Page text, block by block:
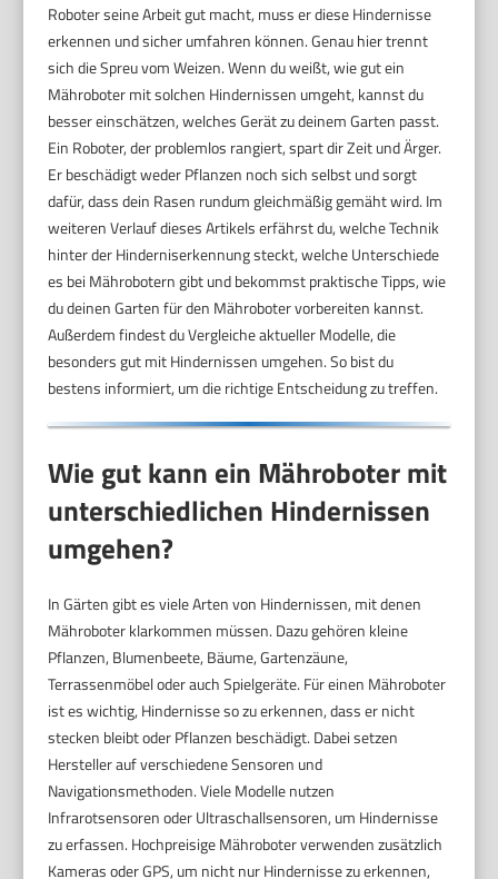
Roboter seine Arbeit gut macht, muss er diese Hindernisse
erkennen und sicher umfahren können. Genau hier trennt
sich die Spreu vom Weizen. Wenn du weißt, wie gut ein
Mähroboter mit solchen Hindernissen umgeht, kannst du
besser einschätzen, welches Gerät zu deinem Garten passt.
Ein Roboter, der problemlos rangiert, spart dir Zeit und Ärger.
Er beschädigt weder Pflanzen noch sich selbst und sorgt
dafür, dass dein Rasen rundum gleichmäßig gemäht wird. Im
weiteren Verlauf dieses Artikels erfährst du, welche Technik
hinter der Hinderniserkennung steckt, welche Unterschiede
es bei Mährobotern gibt und bekommst praktische Tipps, wie
du deinen Garten für den Mähroboter vorbereiten kannst.
Außerdem findest du Vergleiche aktueller Modelle, die
besonders gut mit Hindernissen umgehen. So bist du
bestens informiert, um die richtige Entscheidung zu treffen.
Wie gut kann ein Mähroboter mit
unterschiedlichen Hindernissen
umgehen?
In Gärten gibt es viele Arten von Hindernissen, mit denen
Mähroboter klarkommen müssen. Dazu gehören kleine
Pflanzen, Blumenbeete, Bäume, Gartenzäune,
Terrassenmöbel oder auch Spielgeräte. Für einen Mähroboter
ist es wichtig, Hindernisse so zu erkennen, dass er nicht
stecken bleibt oder Pflanzen beschädigt. Dabei setzen
Hersteller auf verschiedene Sensoren und
Navigationsmethoden. Viele Modelle nutzen
Infrarotsensoren oder Ultraschallsensoren, um Hindernisse
zu erfassen. Hochpreisige Mähroboter verwenden zusätzlich
Kameras oder GPS, um nicht nur Hindernisse zu erkennen,